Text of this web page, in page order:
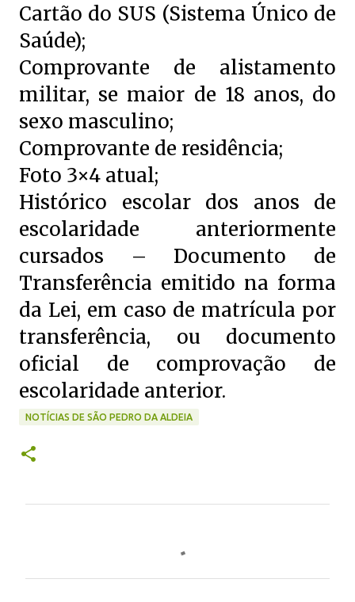
Cartão do SUS (Sistema Único de
Saúde);
Comprovante de alistamento
militar, se maior de 18 anos, do
sexo masculino;
Comprovante de residência;
Foto 3×4 atual;
Histórico escolar dos anos de
escolaridade anteriormente
cursados – Documento de
Transferência emitido na forma
da Lei, em caso de matrícula por
transferência, ou documento
oficial de comprovação de
escolaridade anterior.
NOTÍCIAS DE SÃO PEDRO DA ALDEIA